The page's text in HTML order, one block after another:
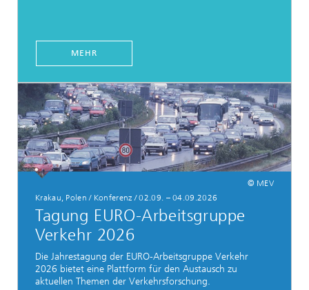
MEHR
© MEV
Krakau, Polen / Konferenz / 02.09. – 04.09.2026
Tagung EURO-Arbeitsgruppe
Verkehr 2026
Die Jahrestagung der EURO-Arbeitsgruppe Verkehr
2026 bietet eine Plattform für den Austausch zu
aktuellen Themen der Verkehrsforschung.